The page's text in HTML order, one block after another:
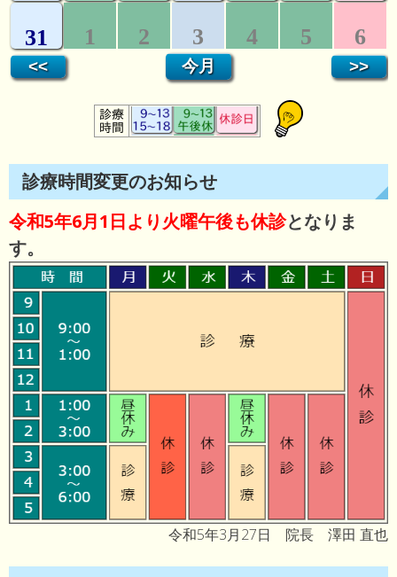
診療時間変更のお知らせ
令和5年6月1日より火曜午後も休診となりま
す。
令和5年3月27日 院長 澤田 直也